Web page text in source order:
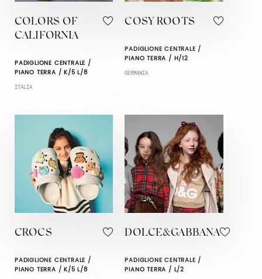
COLORS OF
CALIFORNIA
PADIGLIONE CENTRALE /
PIANO TERRA / K/5 L/8
ITALIA
COSY ROOTS
PADIGLIONE CENTRALE /
PIANO TERRA / H/12
GERMANIA
CROCS
PADIGLIONE CENTRALE /
PIANO TERRA / K/5 L/8
DOLCE&GABBANA
PADIGLIONE CENTRALE /
PIANO TERRA / L/2